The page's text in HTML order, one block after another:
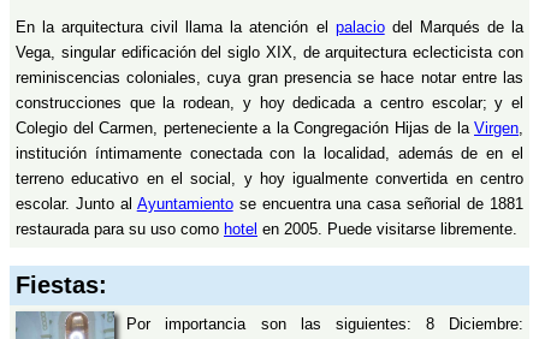
En la arquitectura civil llama la atención el palaciodel Marqués de la
Vega, singular edificación del siglo XIX, de arquitectura eclecticista con
reminiscencias coloniales, cuya gran presencia se hace notar entre las
construcciones que la rodean, y hoy dedicada a centro escolar; y el
Colegio del Carmen, perteneciente a la Congregación Hijas de la Virgen,
institución íntimamente conectada con la localidad, además de en el
terreno educativo en el social, y hoy igualmente convertida en centro
escolar. Junto al Ayuntamientose encuentra una casa señorial de 1881
restaurada para su uso como hotel en 2005. Puede visitarse libremente.
Fiestas:
Por importancia son las siguientes: 8 Diciembre: